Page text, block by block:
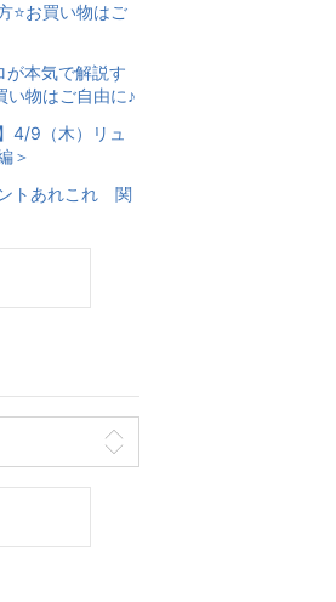
⭐️お買い物はご
が本気で解説す
い物はご自由に♪
4/9（木）リュ
＞
トあれこれ 関